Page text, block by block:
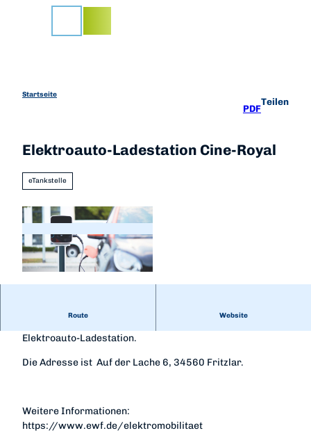
Startseite
PDF
Teilen
Elektroauto-Ladestation Cine-Royal
eTankstelle
Route Website
Elektroauto-Ladestation.
Die Adresse ist Auf der Lache 6, 34560 Fritzlar.
Weitere Informationen:
https://www.ewf.de/elektromobilitaet